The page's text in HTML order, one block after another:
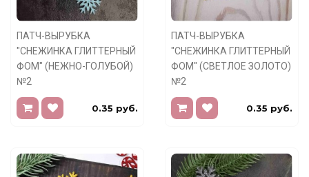
ПАТЧ-ВЫРУБКА
"СНЕЖИНКА ГЛИТТЕРНЫЙ
ФОМ" (НЕЖНО-ГОЛУБОЙ)
№2
0.35 руб.
ПАТЧ-ВЫРУБКА
"СНЕЖИНКА ГЛИТТЕРНЫЙ
ФОМ" (СВЕТЛОЕ ЗОЛОТО)
№2
0.35 руб.